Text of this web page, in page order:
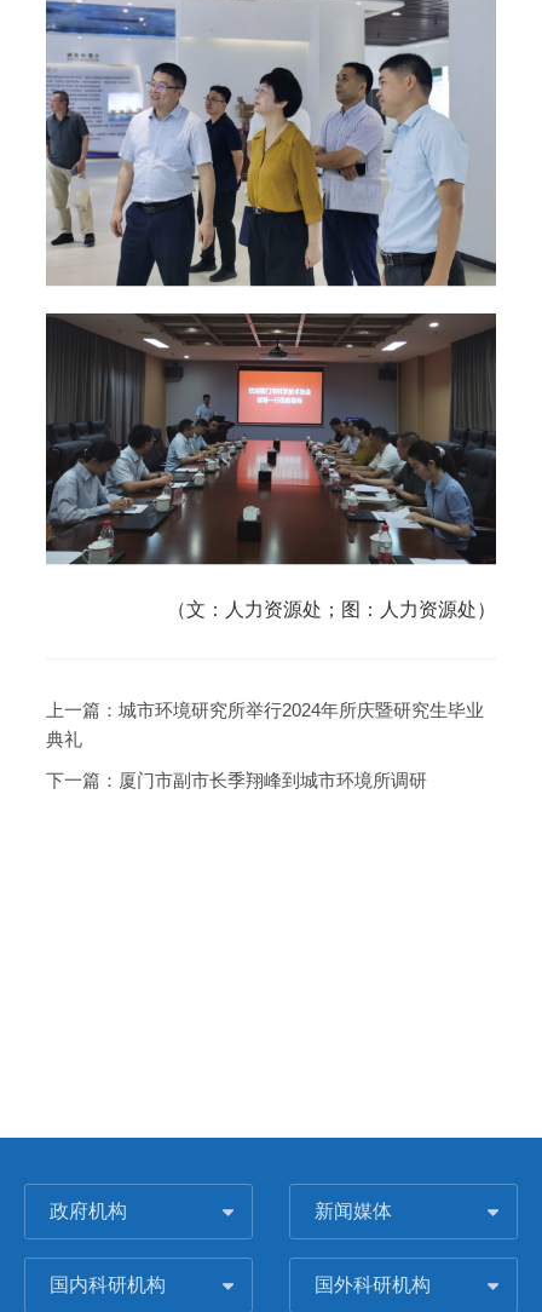
（文：人力资源处；图：人力资源处）
上一篇： 城市环境研究所举行2024年所庆暨研究生毕业
典礼
下一篇： 厦门市副市长季翔峰到城市环境所调研
政府机构 新闻媒体
国内科研机构 国外科研机构